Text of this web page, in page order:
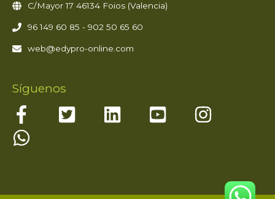
C/Mayor 17 46134 Foios (Valencia)
96 149 60 85 - 902 50 65 60
web@edypro-online.com
Síguenos